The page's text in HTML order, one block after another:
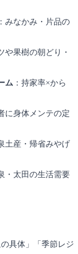
みなかみ・片品の
や果樹の朝どり・
ム ：持家率×から
に身体メンテの定
土産・帰省みやげ
・太田の生活需要
具体」「季節レジ